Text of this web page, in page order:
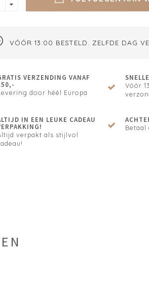
VÓÓR 13:00 BESTELD. ZELFDE DAG
VERZENDING VANAF
door héél Europa
Vóór
IN EEN LEUKE CADEAU
verpakt als stijlvol
Betaal